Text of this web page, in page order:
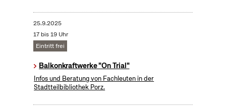
25.9.2025
17 bis 19 Uhr
Eintritt frei
Balkonkraftwerke "On Trial"
Infos und Beratung von Fachleuten in der
Stadtteilbibliothek Porz.